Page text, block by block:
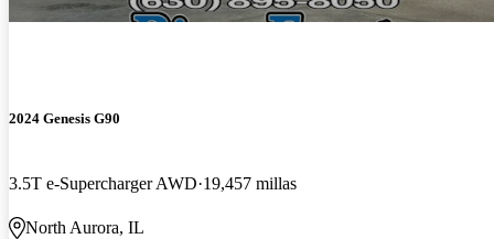
2024 Genesis G90
3.5T e-Supercharger AWD 19,457 millas
North Aurora, IL